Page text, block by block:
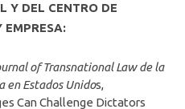
Y DEL CENTRO DE
EMPRESA:
of Transnational Law de la
en Estados Unidos,
Can Challenge Dictators